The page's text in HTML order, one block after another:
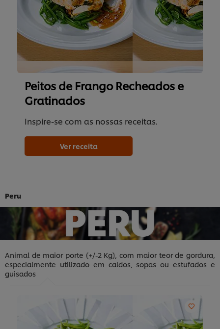
Peitos de Frango Recheados e
Gratinados
Inspire-se com as nossas receitas.
Ver receita
Peru
Animal de maior porte (+/-2 Kg), com maior teor de gordura,
especialmente utilizado em caldos, sopas ou estufados e
guisados